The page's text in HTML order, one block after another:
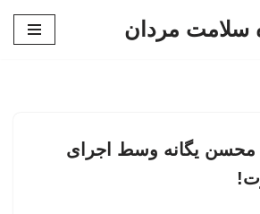
سلامت مردان
محسن یگانه وسط اجرای